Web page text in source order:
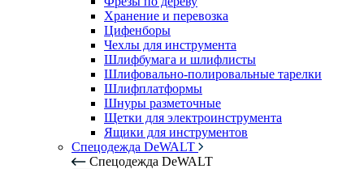
Хранение и перевозка
Цифенборы
Чехлы для инструмента
Шлифбумага и шлифлисты
Шлифовально-полировальные тарелки
Шлифплатформы
Шнуры разметочные
Щетки для электроинструмента
Ящики для инструментов
Спецодежда DeWALT
Спецодежда DeWALT